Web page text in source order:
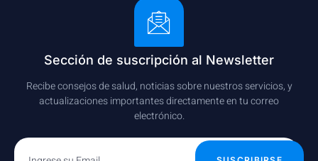
Sección de suscripción al Newsletter
Recibe consejos de salud, noticias sobre nuestros servicios, y
actualizaciones importantes directamente en tu correo
electrónico.